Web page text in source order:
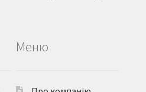
Меню